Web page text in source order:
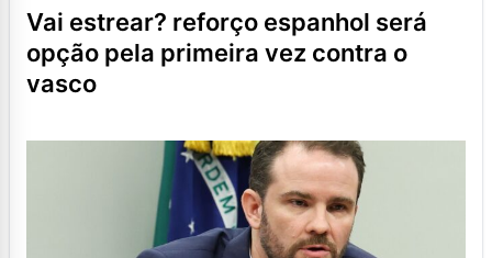
vai estrear? reforço espanhol será
opção pela primeira vez contra o
vasco